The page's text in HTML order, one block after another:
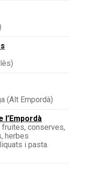
(Alt Empordà)
l’Empordà
conserves,
herbes
i pasta.